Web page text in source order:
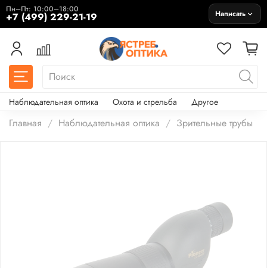
Пн–Пт: 10:00–18:00
+7 (499) 229-21-19 Написать
Наблюдательная оптика Охота и стрельба Другое
Главная Наблюдательная оптика Зрительные трубы